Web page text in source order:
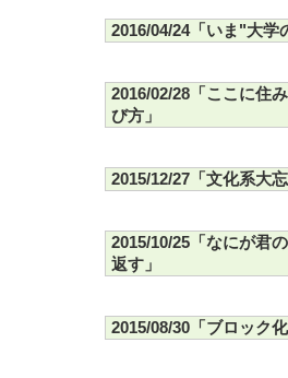
2016/04/24「いま"大学
2016/02/28「ここに住
び方」
2015/12/27「文化系大
2015/10/25「なにが君
返す」
2015/08/30「ブロック